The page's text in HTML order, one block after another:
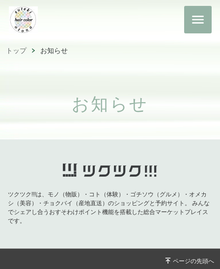
トップ お知らせ
お知らせ
ツクツク!!!は、モノ（物販）・コト（体験）・ゴチソウ（グルメ）・オメカ
シ（美容）・チョクバイ（産地直送）のショッピングと予約サイト。
みんな
でシェアし合うおすそわけポイント機能を搭載した総合マーケットプレイス
です。